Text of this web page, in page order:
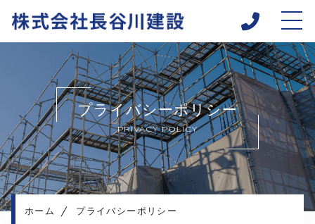
ホーム
当社について
キャンペーン
求人情報
施工実績
応募の流れ
プライバシーポリシー
PRIVACY POLICY
ホーム プライバシーポリシー